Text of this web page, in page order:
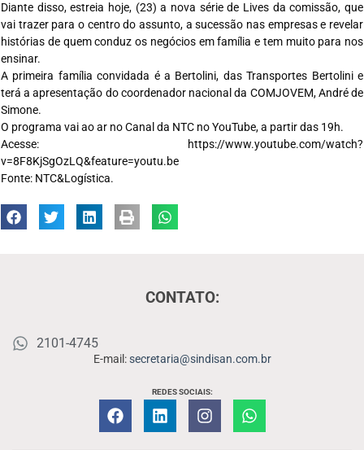
Diante disso, estreia hoje, (23) a nova série de Lives da comissão, que
vai trazer para o centro do assunto, a sucessão nas empresas e revelar
histórias de quem conduz os negócios em família e tem muito para nos
ensinar.
A primeira família convidada é a Bertolini, das Transportes Bertolini e
terá a apresentação do coordenador nacional da COMJOVEM, André de
Simone.
O programa vai ao ar no Canal da NTC no YouTube, a partir das 19h.
Acesse: https://www.youtube.com/watch?
v=8F8KjSgOzLQ&feature=youtu.be
Fonte: NTC&Logística.
CONTATO:
2101-4745
E-mail:secretaria@sindisan.com.br
REDES SOCIAIS: